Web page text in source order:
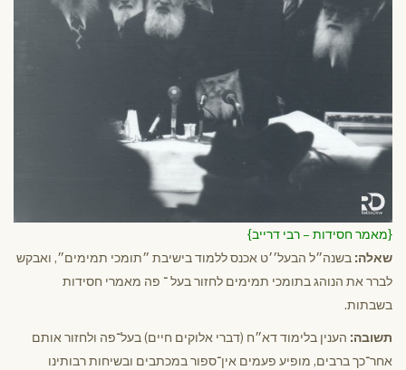
{מאמר חסידות – רבי דרייב}
שאלה: בשנה״ל הבעל׳׳ט אכנס ללמוד בישיבת ״תומכי תמימים״, ואבקש
לברר את הנוהג בתומכי תמימים לחזור בעל ־ פה מאמרי חסידות
בשבתות.
תשובה: הענין בלימוד דא״ח (דברי אלוקים חיים) בעל־פה ולחזור אותם
אחר־כך ברבים, מופיע פעמים אין־ספור במכתבים ובשיחות רבותינו